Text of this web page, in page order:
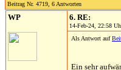
Beitrag Nr. 4719, 6 Antworten
WP 6. RE:
14-Feb-24, 22:58
Als Antwort auf
Ein sehr